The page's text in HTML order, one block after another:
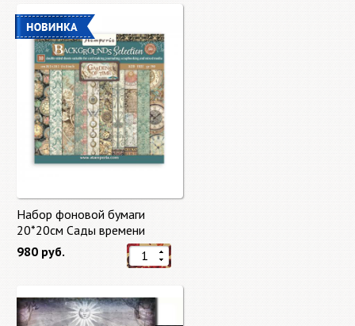
Набор фоновой бумаги
20*20см Сады времени
(Gardens of Time) 10 листов +
бонус от Stamperia
980 руб.